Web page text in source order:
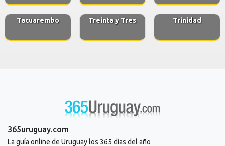
Tacuarembo Treinta y Tres Trinidad
365uruguay.com
La guía online de Uruguay los 365 días del año